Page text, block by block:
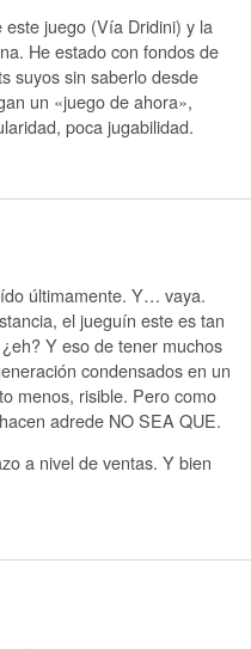
juego (Vía Dridini) y la
He estado con fondos de
suyos sin saberlo desde
un «juego de ahora»,
poca jugabilidad.
últimamente. Y… vaya.
el jueguín este es tan
Y eso de tener muchos
condensados en un
menos, risible. Pero como
adrede NO SEA QUE.
a nivel de ventas. Y bien